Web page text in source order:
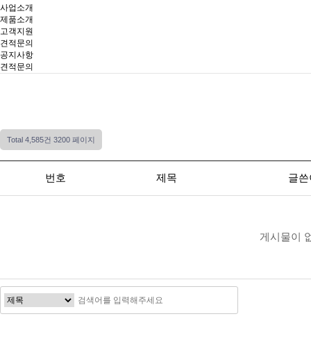
사업소개
제품소개
고객지원
견적문의
공지사항
견적문의
Total 4,585건 3200 페이지
번호 제목 글
게시물이